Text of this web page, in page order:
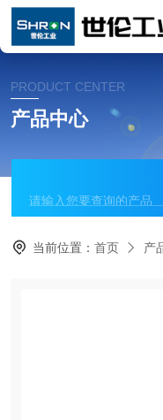
PRODUCT CENTER
产品中心
当前位置：首页 产